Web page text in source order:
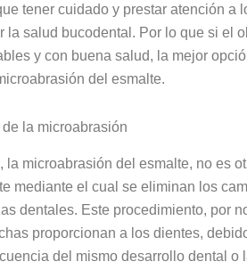
tener cuidado y prestar atención a
la salud bucodental. Por lo que si el
y con buena salud, la mejor
del esmalte.
la microabrasión
la microabrasión del esmalte, no es
mediante el cual se eliminan los
dentales. Este procedimiento, por
proporcionan a los dientes,
del mismo desarrollo dental o